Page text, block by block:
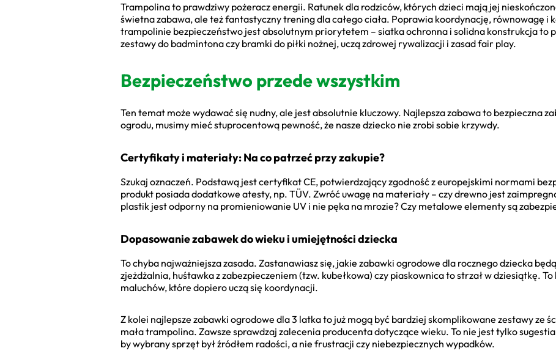
Trampolina to prawdziwy pożeracz energii. Ratunek dla rodziców, których dzieci mają jej
świetna zabawa, ale też fantastyczny trening dla całego ciała. Poprawia koordynację, równowagę i
trampolinie bezpieczeństwo jest absolutnym priorytetem – siatka ochronna i solidna konstrukcja to
zestawy do badmintona czy bramki do piłki nożnej, uczą zdrowej rywalizacji i zasad fair play.
Bezpieczeństwo przede wszystkim
Ten temat może wydawać się nudny, ale jest absolutnie kluczowy. Najlepsza zabawa to bezpieczna
ogrodu, musimy mieć stuprocentową pewność, że nasze dziecko nie zrobi sobie krzywdy.
Certyfikaty i materiały: Na co patrzeć przy zakupie?
Szukaj oznaczeń. Podstawą jest certyfikat CE, potwierdzający zgodność z europejskimi normami
produkt posiada dodatkowe atesty, np. TÜV. Zwróć uwagę na materiały – czy drewno jest
plastik jest odporny na promieniowanie UV i nie pęka na mrozie? Czy metalowe elementy są
Dopasowanie zabawek do wieku i umiejętności dziecka
To chyba najważniejsza zasada. Zastanawiasz się, jakie zabawki ogrodowe dla rocznego dziecka
zjeżdżalnia, huśtawka z zabezpieczeniem (tzw. kubełkowa) czy piaskownica to strzał w dziesiątkę.
maluchów, które dopiero uczą się koordynacji.
Z kolei najlepsze zabawki ogrodowe dla 3 latka to już mogą być bardziej skomplikowane zestawy ze
mała trampolina. Zawsze sprawdzaj zalecenia producenta dotyczące wieku. To nie jest tylko
by wybrany sprzęt był źródłem radości, a nie frustracji czy niebezpiecznych wypadków.